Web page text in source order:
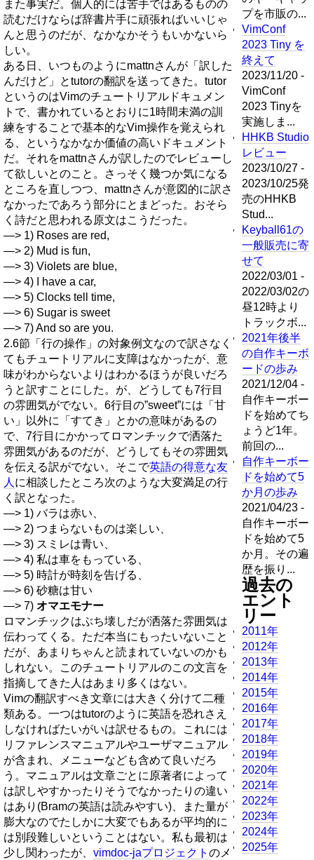
また事実だ。個人的には苦手ではあるものの
読むだけならば辞書片手に頑張ればいいじゃ
んと思うのだが、なかなかそうもいかないら
しい。
ある日、いつものようにmattnさんが「訳した
んだけど」とtutorの翻訳を送ってきた。tutor
というのはVimのチュートリアルドキュメン
トで、書かれているとおりに1時間未満の訓
練をすることで基本的なVim操作を覚えられ
る、というなかなか価値の高いドキュメント
だ。それをmattnさんが訳したのでレビューし
て欲しいとのこと。さっそく幾つか気になる
ところを直しつつ、mattnさんが意図的に訳さ
なかったであろう部分にとまどった。おそら
く詩だと思われる原文はこうだった。
—> 1) Roses are red,
—> 2) Mud is fun,
—> 3) Violets are blue,
—> 4) I have a car,
—> 5) Clocks tell time,
—> 6) Sugar is sweet
—> 7) And so are you.
2.6節「行の操作」の対象例文なので訳さなく
てもチュートリアルに支障はなかったが、意
味がわからないよりはわかるほうが良いだろ
うと訳すことにした。が、どうしても7行目
の雰囲気がでない。6行目の”sweet”には「甘
い」以外に「すてき」とかの意味があるの
で、7行目にかかってロマンチックで洒落た
雰囲気があるのだが、どうしてもその雰囲気
を伝える訳がでない。そこで英語の得意な友
人 に相談したところ次のような大変満足の行
く訳となった。
—> 1) バラは赤い、
—> 2) つまらないものは楽しい、
—> 3) スミレは青い、
—> 4) 私は車をもっている、
—> 5) 時計が時刻を告げる、
—> 6) 砂糖は甘い
—> 7)オマエモナー
ロマンチックはぶち壊しだが洒落た雰囲気は
伝わってくる。ただ本当にもったいないこと
だが、あまりちゃんと読まれていないのかも
しれない。このチュートリアルのこの文言を
指摘してきた人はあまり多くはない。
Vimの翻訳すべき文章には大きく分けて二種
類ある。一つはtutorのように英語を恐れさえ
しなければたいがいは訳せるもの。これには
リファレンスマニュアルやユーザマニュアル
が含まれ、メニューなども含めて良いだろ
う。マニュアルは文章ごとに原著者によって
は訳しやすかったりそうでなかったりの違い
はあり(Bramの英語は読みやすい)、また量が
膨大なのでたしかに大変でもあるが平均的に
は別段難しいということはない。私も最初は
少し関わったが、vimdoc-jaプロジェクトのメ
プを市販の...
VimConf
2023 Tiny を
終えて
2023/11/20 -
VimConf
2023 Tinyを
実施しま...
HHKB Studio
レビュー
2023/10/27 -
2023/10/25発
売のHHKB
Stud...
Keyball61の
一般販売に寄
せて
2022/03/01 -
2022/03/02の
昼12時より
トラックボ...
2021年後半
の自作キーボ
ードの歩み
2021/12/04 -
自作キーボー
ドを始めてち
ょうど1年。
前回の...
自作キーボー
ドを始めて5
か月の歩み
2021/04/23 -
自作キーボー
ドを始めて5
か月。その遍
歴を振り...
過去の
エント
リー
2011年
2012年
2013年
2014年
2015年
2016年
2017年
2018年
2019年
2020年
2021年
2022年
2023年
2024年
2025年